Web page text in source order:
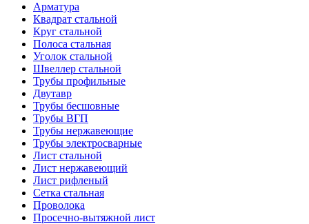
Арматура
Квадрат стальной
Круг стальной
Полоса стальная
Уголок стальной
Швеллер стальной
Трубы профильные
Двутавр
Трубы бесшовные
Трубы ВГП
Трубы нержавеющие
Трубы электросварные
Лист стальной
Лист нержавеющий
Лист рифленый
Сетка стальная
Проволока
Просечно-вытяжной лист